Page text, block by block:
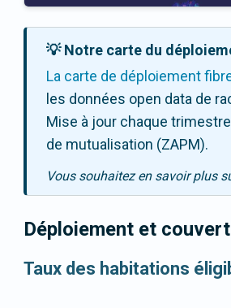
💡 Notre carte du
La carte de déploiement
les données open data de
Mise à jour chaque
de mutualisation (ZAPM).
Vous souhaitez en savoir plus
Déploiement et
Taux des habitations